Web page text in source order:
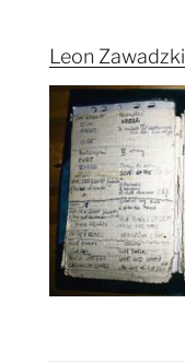
Leon Zawadzki